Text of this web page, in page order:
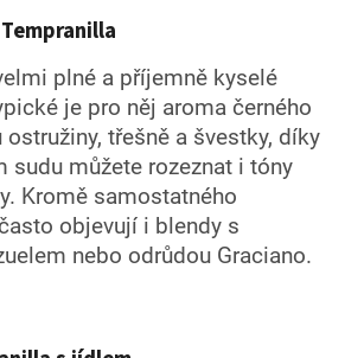
k
v
ý
p
i
s
u
plné a příjemně kyselé
je pro něj aroma černého
třešně a švestky, díky
sudu můžete rozeznat i tóny
Kromě samostatného
objevují i blendy s
nebo odrůdou Graciano.